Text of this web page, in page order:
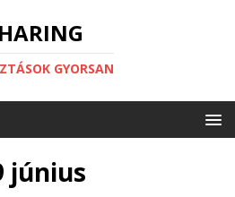
GYORSAN
június